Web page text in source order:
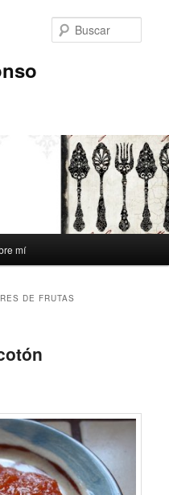
mí
DE FRUTAS